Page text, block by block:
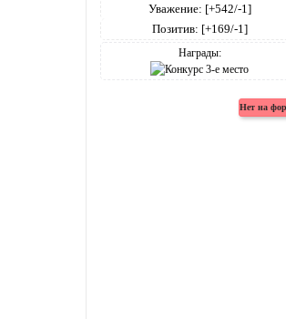
Уважение: [+542/-1]
Позитив: [+169/-1]
Награды: